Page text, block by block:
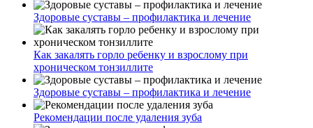
Здоровые суставы – профилактика и лечение
Как закалять горло ребенку и взрослому при
хроническом тонзиллите
Здоровые суставы – профилактика и лечение
Рекомендации после удаления зуба